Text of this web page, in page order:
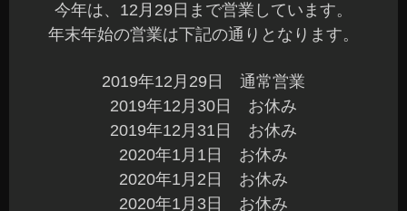
今年は、12月29日まで営業しています。
年末年始の営業は下記の通りとなります。
2019年12月29日 通常営業
2019年12月30日 お休み
2019年12月31日 お休み
2020年1月1日 お休み
2020年1月2日 お休み
2020年1月3日 お休み